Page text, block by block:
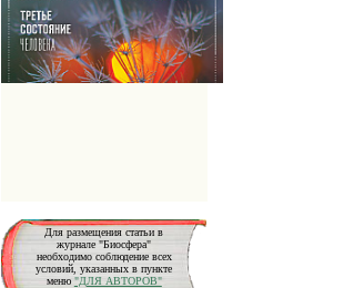
Для размещения статьи в
журнале "Биосфера"
необходимо соблюдение всех
условий, указанных в пункте
меню "ДЛЯ АВТОРОВ"